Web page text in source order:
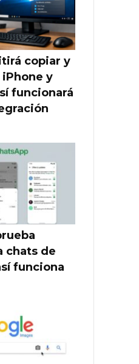
copiar y
y
funcionará
chats de
funciona